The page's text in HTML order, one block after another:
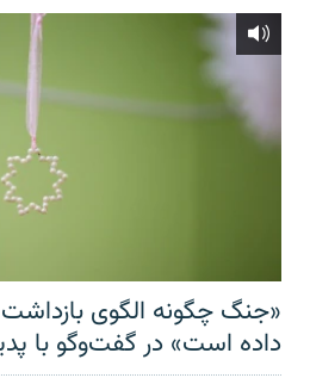
«جنگ چگونه الگوی بازداشت
داده است» در گفت‌وگو با